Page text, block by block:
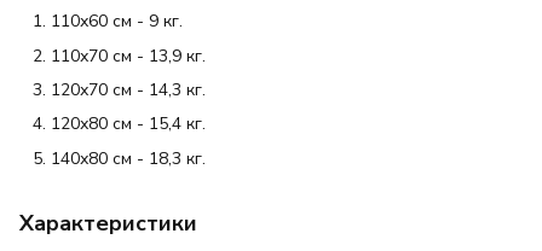
110х60 см - 9 кг.
110х70 см - 13,9 кг.
120х70 см - 14,3 кг.
120х80 см - 15,4 кг.
140х80 см - 18,3 кг.
Характеристики